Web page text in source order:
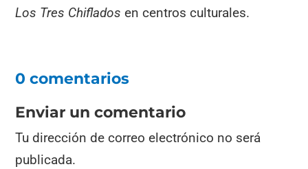
Los Tres Chiflados en centros culturales.
0 comentarios
Enviar un comentario
Tu dirección de correo electrónico no será
publicada.